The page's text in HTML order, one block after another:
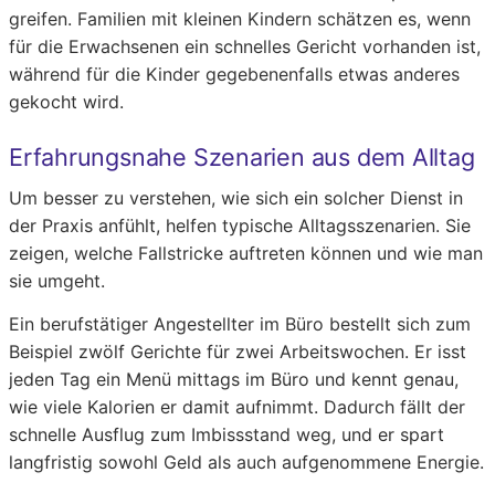
greifen. Familien mit kleinen Kindern schätzen es, wenn
für die Erwachsenen ein schnelles Gericht vorhanden ist,
während für die Kinder gegebenenfalls etwas anderes
gekocht wird.
Erfahrungsnahe Szenarien aus dem Alltag
Um besser zu verstehen, wie sich ein solcher Dienst in
der Praxis anfühlt, helfen typische Alltagsszenarien. Sie
zeigen, welche Fallstricke auftreten können und wie man
sie umgeht.
Ein berufstätiger Angestellter im Büro bestellt sich zum
Beispiel zwölf Gerichte für zwei Arbeitswochen. Er isst
jeden Tag ein Menü mittags im Büro und kennt genau,
wie viele Kalorien er damit aufnimmt. Dadurch fällt der
schnelle Ausflug zum Imbissstand weg, und er spart
langfristig sowohl Geld als auch aufgenommene Energie.